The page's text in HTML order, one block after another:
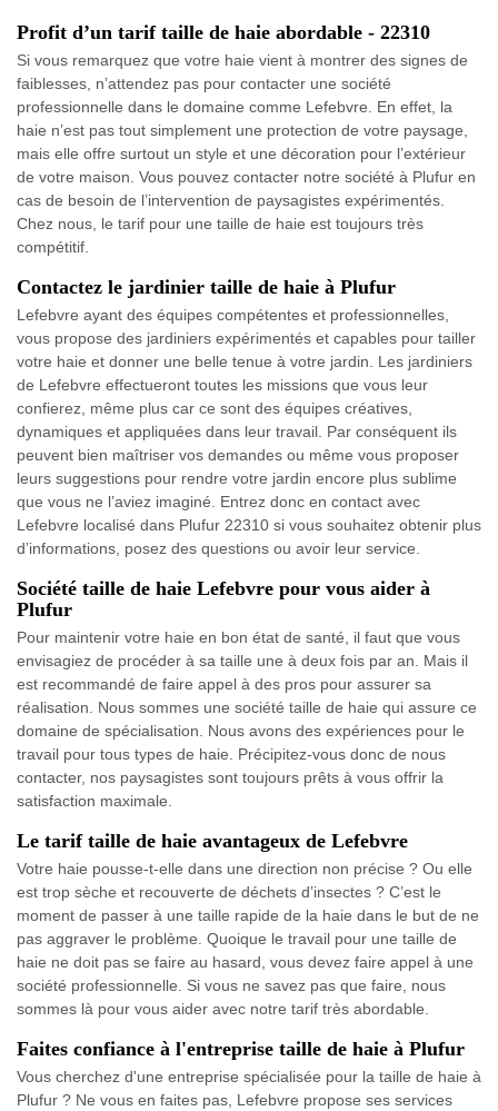
Profit d’un tarif taille de haie abordable - 22310
Si vous remarquez que votre haie vient à montrer des signes de
faiblesses, n’attendez pas pour contacter une société
professionnelle dans le domaine comme Lefebvre. En effet, la
haie n’est pas tout simplement une protection de votre paysage,
mais elle offre surtout un style et une décoration pour l’extérieur
de votre maison. Vous pouvez contacter notre société à Plufur en
cas de besoin de l’intervention de paysagistes expérimentés.
Chez nous, le tarif pour une taille de haie est toujours très
compétitif.
Contactez le jardinier taille de haie à Plufur
Lefebvre ayant des équipes compétentes et professionnelles,
vous propose des jardiniers expérimentés et capables pour tailler
votre haie et donner une belle tenue à votre jardin. Les jardiniers
de Lefebvre effectueront toutes les missions que vous leur
confierez, même plus car ce sont des équipes créatives,
dynamiques et appliquées dans leur travail. Par conséquent ils
peuvent bien maîtriser vos demandes ou même vous proposer
leurs suggestions pour rendre votre jardin encore plus sublime
que vous ne l’aviez imaginé. Entrez donc en contact avec
Lefebvre localisé dans Plufur 22310 si vous souhaitez obtenir plus
d’informations, posez des questions ou avoir leur service.
Société taille de haie Lefebvre pour vous aider à
Plufur
Pour maintenir votre haie en bon état de santé, il faut que vous
envisagiez de procéder à sa taille une à deux fois par an. Mais il
est recommandé de faire appel à des pros pour assurer sa
réalisation. Nous sommes une société taille de haie qui assure ce
domaine de spécialisation. Nous avons des expériences pour le
travail pour tous types de haie. Précipitez-vous donc de nous
contacter, nos paysagistes sont toujours prêts à vous offrir la
satisfaction maximale.
Le tarif taille de haie avantageux de Lefebvre
Votre haie pousse-t-elle dans une direction non précise ? Ou elle
est trop sèche et recouverte de déchets d’insectes ? C’est le
moment de passer à une taille rapide de la haie dans le but de ne
pas aggraver le problème. Quoique le travail pour une taille de
haie ne doit pas se faire au hasard, vous devez faire appel à une
société professionnelle. Si vous ne savez pas que faire, nous
sommes là pour vous aider avec notre tarif très abordable.
Faites confiance à l'entreprise taille de haie à Plufur
Vous cherchez d'une entreprise spécialisée pour la taille de haie à
Plufur ? Ne vous en faites pas, Lefebvre propose ses services